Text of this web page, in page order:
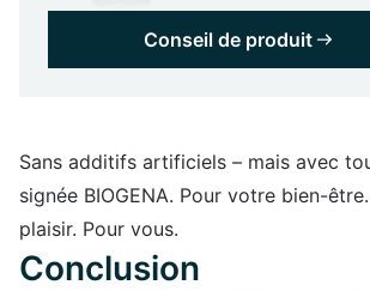
Conseil de produit
Sans additifs artificiels – mais avec
signée BIOGENA. Pour votre bien-
plaisir. Pour vous.
Conclusion